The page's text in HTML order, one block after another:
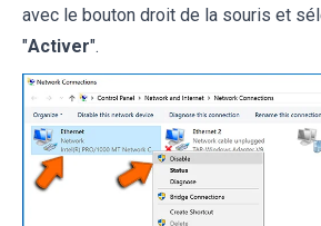
avec le bouton droit de la souris et
"Activer".